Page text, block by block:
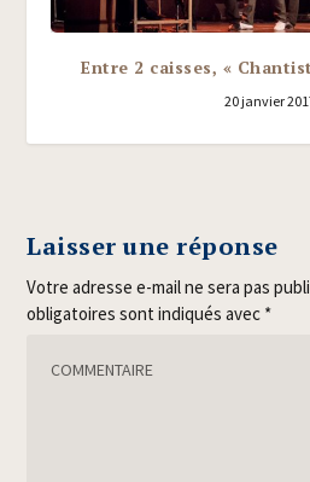
Entre 2 caisses, «
20 janvier
Laisser une réponse
Votre adresse e-mail ne sera pas
obligatoires sont indiqués avec *